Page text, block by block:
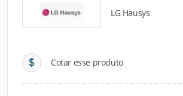
LG Hausys
Cotar esse produto
Detalhes do produto
Descrição do Produto